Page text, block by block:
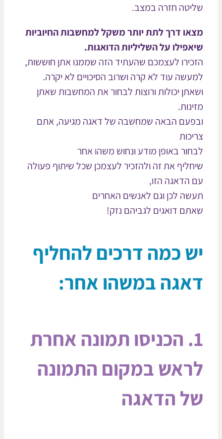
חזרה במצב.
דרך לתת יותר משקל למחשבות החיוביות
על השליליות הדואגות.
לעצמכם שהעתיד הזה שממנו אתן חוששות,
עוד לא קרה ושרוב הסיכויים לא יקרה.
יכולות ורוצות לבחור את המחשבות שאתן
הבאה שמחשבה של דאגה מגיעה, אתם
באופן מודע ונחוש משהו אחר
את זה ולהזכיר לעצמכן שכל שיתוף פעולה
הדאגה הזו,
לכן וגם לאנשים האחרים
דואגים לגביהם נזק!
כמה דרכים להחליף
במשהו אחר:
1. הכניסו תמונה אחרת
במקום התמונה
הדאגה